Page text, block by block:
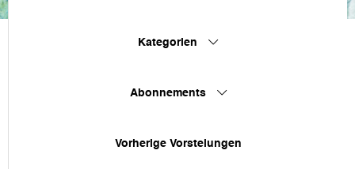
Kategorien
Abonnements
Vorherige Vorstelungen